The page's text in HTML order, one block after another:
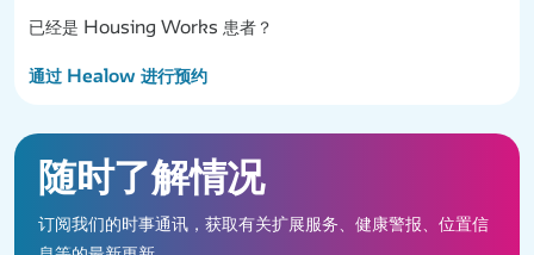
已经是 Housing Works 患者？
通过 Healow 进行预约
随时了解情况
订阅我们的时事通讯，获取有关扩展服务、健康警报、位置信